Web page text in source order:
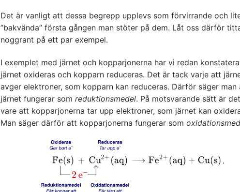
Det är vanligt att dessa begrepp upplevs som förvirrande och
”bakvända” första gången man stöter på dem. Låt oss därför
noggrant på ett par exempel.
I exemplet med järnet och kopparjonerna har vi redan
järnet oxideras och kopparn reduceras. Det är tack varje att
avger elektroner, som kopparn kan reduceras. Därför säger man
järnet fungerar som reduktionsmedel. På motsvarande sätt är
vare att kopparjonerna tar upp elektroner, som järnet kan
Man säger därför att kopparjonerna fungerar som